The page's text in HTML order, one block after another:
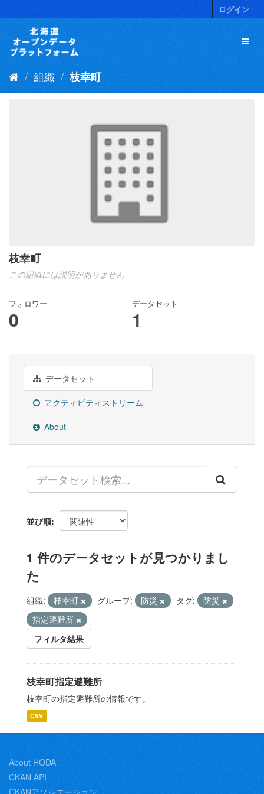
キ
ログイン
組織 枝幸町
枝幸町
この組織には説明がありません
フォロワー
0
データセット
1
データセット
アクティビティストリーム
About
並び順
1 件のデータセットが見つかりまし
た
組織: 枝幸町 グループ: 防災 タグ:
防災
指定避難所
フィルタ結果
枝幸町指定避難所
枝幸町の指定避難所の情報です。
CSV
About HODA
CKAN API